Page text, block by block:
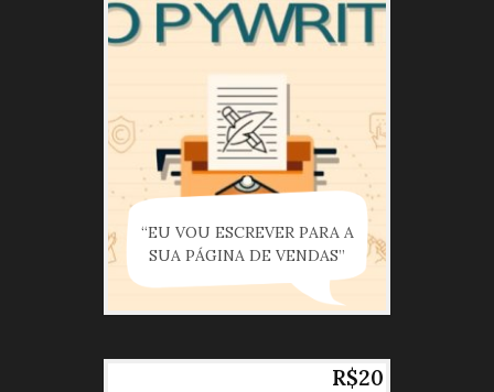
“EU VOU ESCREVER PARA A
SUA PÁGINA DE VENDAS”
R$20